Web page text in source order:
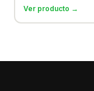
Ver producto →